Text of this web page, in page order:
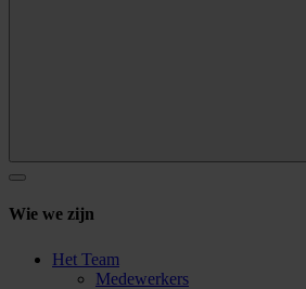
Wie we zijn
Het Team
Medewerkers